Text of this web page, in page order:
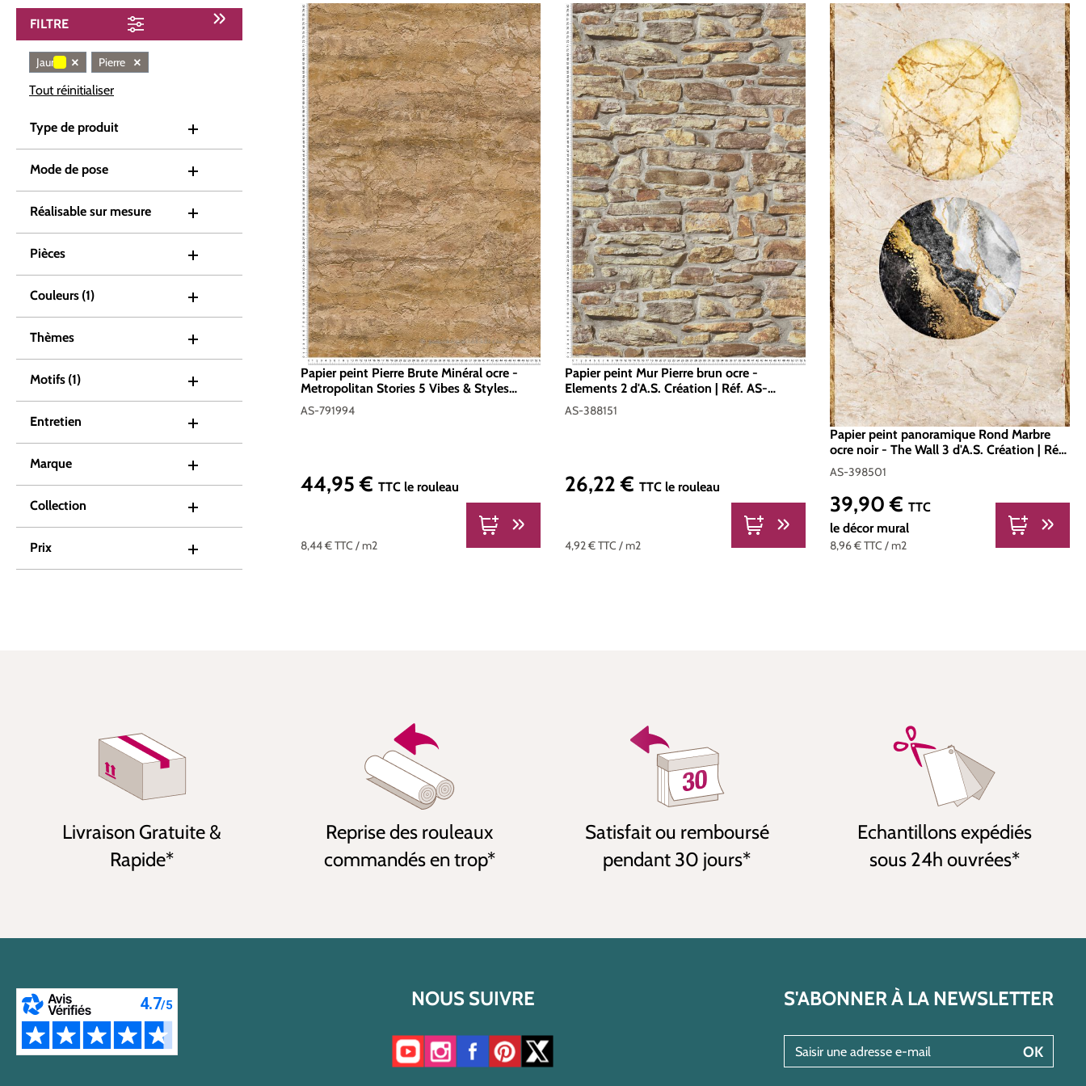
FILTRE
Jaune × Pierre ×
Tout réinitialiser
Type de produit
Mode de pose
Réalisable sur mesure
Pièces
Couleurs (1)
Thèmes
Motifs (1)
Entretien
Marque
Collection
Prix
Papier peint Pierre Brute Minéral ocre -
Metropolitan Stories 5 Vibes & Styles
d'A.S. Création | Réf. AS-791994
AS-791994
8,44 €TTC / m2
Prix régulier :
44,95 € TTC le rouleau
Papier peint Mur Pierre brun ocre -
Elements 2 d'A.S. Création | Réf. AS-
388151
AS-388151
4,92 €TTC/ m2
Prix régulier :
26,22 €TTC le rouleau
Papier peint panoramique Rond Marbre
ocre noir - The Wall 3 d'A.S. Création | Réf.
AS-398501
AS-398501
8,96 €TTC / m2
Prix régulier :
39,90 € TTC
le décor mural
Livraison Gratuite &
Rapide*
Reprise des rouleaux
commandés en trop*
Satisfait ou remboursé
pendant 30 jours*
Echantillons expédiés
sous 24h ouvrées*
NOUS SUIVRE
Accéder à notre chaîne YouTube
Accéder à notre compte Instagram
Accéder à notre page Facebook
Accéder à notre compte Pinterest
Accéder à notre compte Twitter/X
S'ABONNER À LA NEWSLETTER
OK